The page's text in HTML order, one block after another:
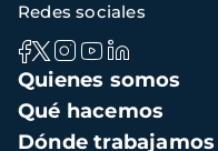
Navegación
principal
Quienes somos
Qué hacemos
Dónde trabajamos
Redes sociales